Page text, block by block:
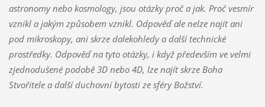
astronomy nebo kosmology, jsou otázky proč a jak. Proč vesmír
vznikl a jakým způsobem vznikl. Odpověď ale nelze najít ani
pod mikroskopy, ani skrze dalekohledy a další technické
prostředky. Odpověď na tyto otázky, i když především ve velmi
zjednodušené podobě 3D nebo 4D, lze najít skrze Boha
Stvořitele a další duchovní bytosti ze sféry Božství.